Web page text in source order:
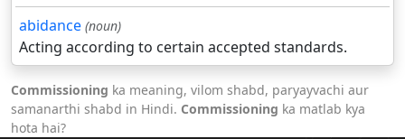
abidance (noun)
Acting according to certain accepted standards.
Commissioning ka meaning, vilom shabd, paryayvachi aur
samanarthi shabd in Hindi. Commissioning ka matlab kya
hota hai?